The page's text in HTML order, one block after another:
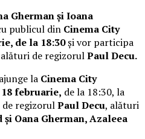
Gherman și Ioana
publicul din Cinema City
de la 18:30și vor participa
de regizorulPaul Decu.
ajunge la Cinema City
februarie, de la 18:30, la
regizorulPaul Decu, alături
Oana Gherman, Azaleea